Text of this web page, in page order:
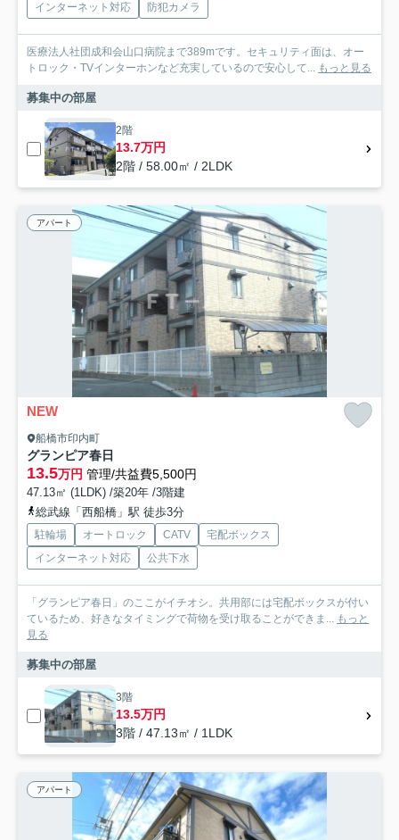
インターネット対応
防犯カメラ
医療法人社団成和会山口病院まで389mです。セキュリティ面は、オー
トロック・TVインターホンなど充実しているので安心して... もっと見る
募集中の部屋
2階
13.7万円
2階 / 58.00㎡ / 2LDK
アパート
NEW
船橋市印内町
グランピア春日
13.5万円 管理/共益費5,500円
47.13㎡ (1LDK) /築20年 /3階建
総武線「西船橋」駅 徒歩3分
駐輪場 オートロック CATV
宅配ボックス
インターネット対応
公共下水
「グランピア春日」のここがイチオシ。共用部には宅配ボックスが付い
ているため、好きなタイミングで荷物を受け取ることができま... もっと
見る
募集中の部屋
3階
13.5万円
3階 / 47.13㎡ / 1LDK
アパート